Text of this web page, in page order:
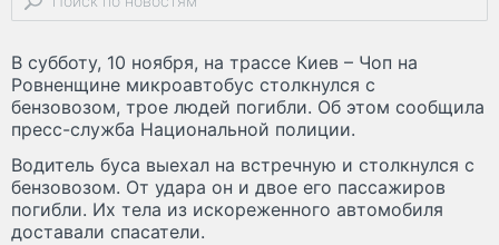
В субботу, 10 ноября, на трассе Киев – Чоп на
Ровненщине микроавтобус столкнулся с
бензовозом, трое людей погибли. Об этом сообщила
пресс-служба Национальной полиции.
Водитель буса выехал на встречную и столкнулся с
бензовозом. От удара он и двое его пассажиров
погибли. Их тела из искореженного автомобиля
доставали спасатели.